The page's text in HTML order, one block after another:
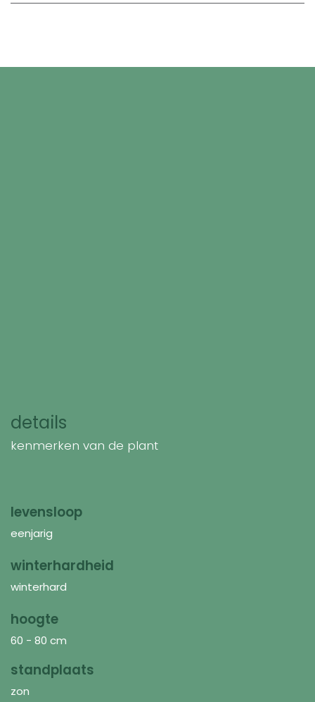
details
kenmerken van de plant
levensloop
eenjarig
winterhardheid
winterhard
hoogte
60 - 80 cm
standplaats
zon